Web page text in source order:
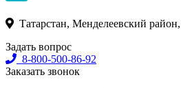
Татарстан, Менделеевский
Задать вопрос
8-800-500-86-92
Заказать звонок